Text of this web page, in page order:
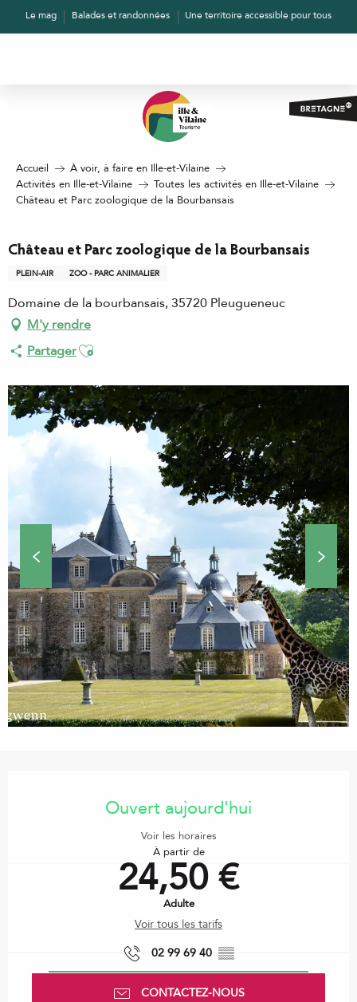
AllerLe mag Balades et randonnées Une territoire accessible pour tous
Accueil
À voir, à faire en Ille-et-Vilaine
Activités en Ille-et-Vilaine
Toutes les activités en Ille-et-Vilaine
Château et Parc zoologique de la Bourbansais
Château et Parc zoologique de la Bourbansais
PLEIN-AIR ZOO - PARC ANIMALIER
Domaine de la bourbansais, 35720 Pleugueneuc
M'y rendre
PartagerAjouter aux favoris
Ouvert aujourd'hui
Voir les horaires
À partir de
24,50 €
Adulte
Voir tous les tarifs
02 99 69 40 ▒▒
CONTACTEZ-NOUS